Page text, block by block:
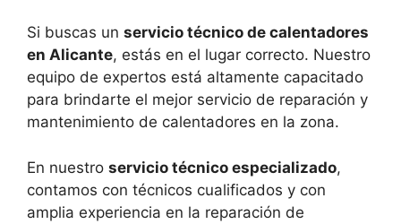
Si buscas un servicio técnico de calentadores
en Alicante, estás en el lugar correcto. Nuestro
equipo de expertos está altamente capacitado
para brindarte el mejor servicio de reparación y
mantenimiento de calentadores en la zona.
En nuestro servicio técnico especializado,
contamos con técnicos cualificados y con
amplia experiencia en la reparación de